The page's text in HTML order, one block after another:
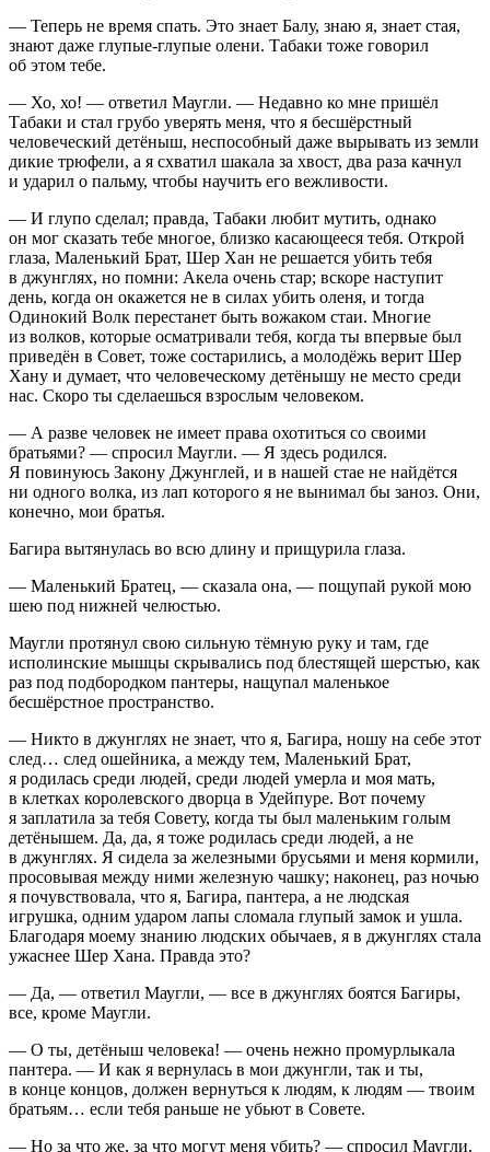
— Теперь не время спать. Это знает Балу, знаю я, знает стая,
знают даже глупые-глупые олени. Табаки тоже говорил
об этом тебе.
— Хо, хо! — ответил Маугли. — Недавно ко мне пришёл
Табаки и стал грубо уверять меня, что я бесшёрстный
человеческий детёныш, неспособный даже вырывать из земли
дикие трюфели, а я схватил шакала за хвост, два раза качнул
и ударил о пальму, чтобы научить его вежливости.
— И глупо сделал; правда, Табаки любит мутить, однако
он мог сказать тебе многое, близко касающееся тебя. Открой
глаза, Маленький Брат, Шер Хан не решается убить тебя
в джунглях, но помни: Акела очень стар; вскоре наступит
день, когда он окажется не в силах убить оленя, и тогда
Одинокий Волк перестанет быть вожаком стаи. Многие
из волков, которые осматривали тебя, когда ты впервые был
приведён в Совет, тоже состарились, а молодёжь верит Шер
Хану и думает, что человеческому детёнышу не место среди
нас. Скоро ты сделаешься взрослым человеком.
— А разве человек не имеет права охотиться со своими
братьями? — спросил Маугли. — Я здесь родился.
Я повинуюсь Закону Джунглей, и в нашей стае не найдётся
ни одного волка, из лап которого я не вынимал бы заноз. Они,
конечно, мои братья.
Багира вытянулась во всю длину и прищурила глаза.
— Маленький Братец, — сказала она, — пощупай рукой мою
шею под нижней челюстью.
Маугли протянул свою сильную тёмную руку и там, где
исполинские мышцы скрывались под блестящей шерстью, как
раз под подбородком пантеры, нащупал маленькое
бесшёрстное пространство.
— Никто в джунглях не знает, что я, Багира, ношу на себе этот
след… след ошейника, а между тем, Маленький Брат,
я родилась среди людей, среди людей умерла и моя мать,
в клетках королевского дворца в Удейпуре. Вот почему
я заплатила за тебя Совету, когда ты был маленьким голым
детёнышем. Да, да, я тоже родилась среди людей, а не
в джунглях. Я сидела за железными брусьями и меня кормили,
просовывая между ними железную чашку; наконец, раз ночью
я почувствовала, что я, Багира, пантера, а не людская
игрушка, одним ударом лапы сломала глупый замок и ушла.
Благодаря моему знанию людских обычаев, я в джунглях стала
ужаснее Шер Хана. Правда это?
— Да, — ответил Маугли, — все в джунглях боятся Багиры,
все, кроме Маугли.
— О ты, детёныш человека! — очень нежно промурлыкала
пантера. — И как я вернулась в мои джунгли, так и ты,
в конце концов, должен вернуться к людям, к людям — твоим
братьям… если тебя раньше не убьют в Совете.
— Но за что же, за что могут меня убить? — спросил Маугли.